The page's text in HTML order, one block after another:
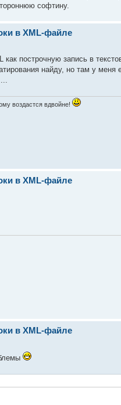
софтину.
в XML-файле
построчную запись в
найду, но там у
воздастся вдвойне!
в XML-файле
в XML-файле